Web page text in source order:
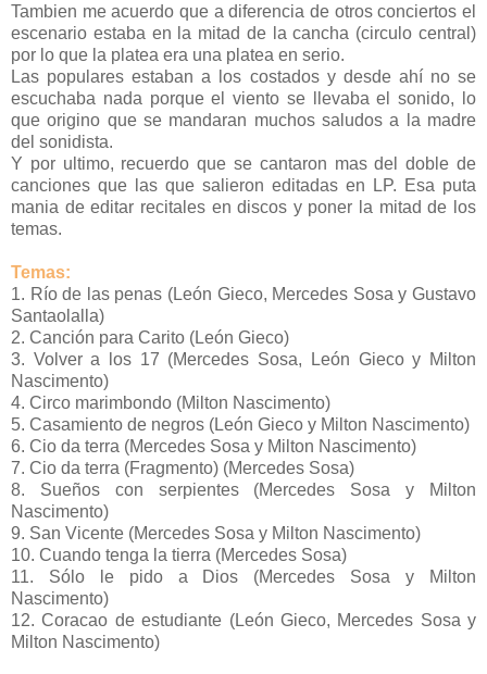
Tambien me acuerdo que a diferencia de otros conciertos el
escenario estaba en la mitad de la cancha (circulo central)
por lo que la platea era una platea en serio.
Las populares estaban a los costados y desde ahí no se
escuchaba nada porque el viento se llevaba el sonido, lo
que origino que se mandaran muchos saludos a la madre
del sonidista.
Y por ultimo, recuerdo que se cantaron mas del doble de
canciones que las que salieron editadas en LP. Esa puta
mania de editar recitales en discos y poner la mitad de los
temas.
Temas:
1. Río de las penas (León Gieco, Mercedes Sosa y Gustavo
Santaolalla)
2. Canción para Carito (León Gieco)
3. Volver a los 17 (Mercedes Sosa, León Gieco y Milton
Nascimento)
4. Circo marimbondo (Milton Nascimento)
5. Casamiento de negros (León Gieco y Milton Nascimento)
6. Cio da terra (Mercedes Sosa y Milton Nascimento)
7. Cio da terra (Fragmento) (Mercedes Sosa)
8. Sueños con serpientes (Mercedes Sosa y Milton
Nascimento)
9. San Vicente (Mercedes Sosa y Milton Nascimento)
10. Cuando tenga la tierra (Mercedes Sosa)
11. Sólo le pido a Dios (Mercedes Sosa y Milton
Nascimento)
12. Coracao de estudiante (León Gieco, Mercedes Sosa y
Milton Nascimento)